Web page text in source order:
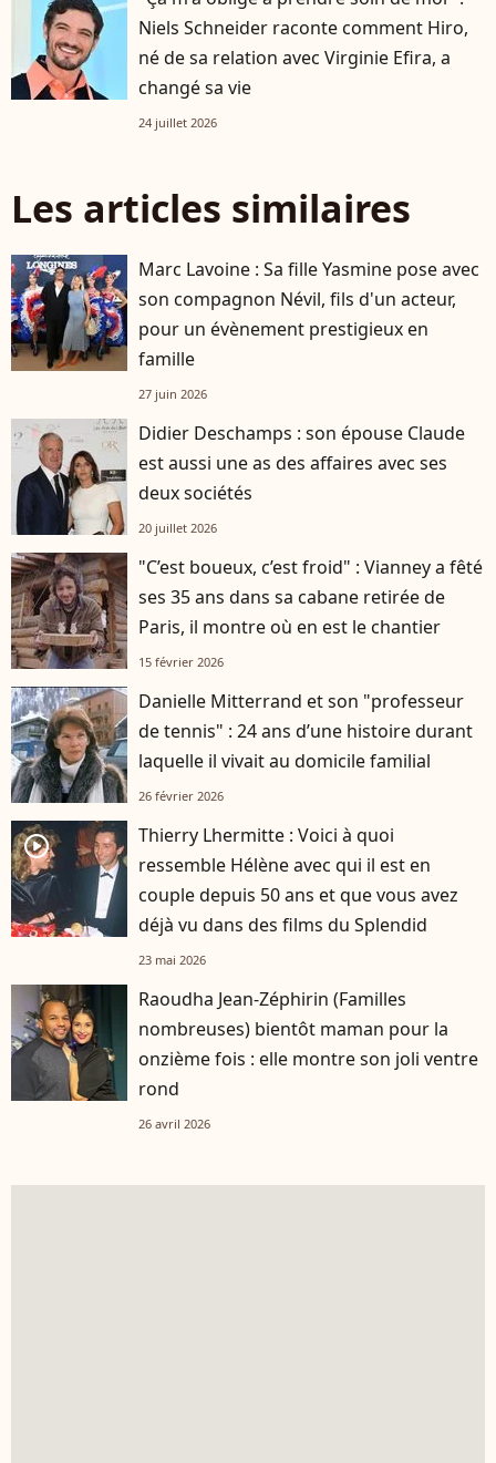
Niels Schneider raconte comment Hiro,
né de sa relation avec Virginie Efira, a
changé sa vie
24 juillet 2026
Les articles similaires
Marc Lavoine : Sa fille Yasmine pose avec
son compagnon Névil, fils d'un acteur,
pour un évènement prestigieux en
famille
27 juin 2026
Didier Deschamps : son épouse Claude
est aussi une as des affaires avec ses
deux sociétés
20 juillet 2026
"C’est boueux, c’est froid" : Vianney a fêté
ses 35 ans dans sa cabane retirée de
Paris, il montre où en est le chantier
15 février 2026
Danielle Mitterrand et son "professeur
de tennis" : 24 ans d’une histoire durant
laquelle il vivait au domicile familial
26 février 2026
player2
Thierry Lhermitte : Voici à quoi
ressemble Hélène avec qui il est en
couple depuis 50 ans et que vous avez
déjà vu dans des films du Splendid
23 mai 2026
Raoudha Jean-Zéphirin (Familles
nombreuses) bientôt maman pour la
onzième fois : elle montre son joli ventre
rond
26 avril 2026